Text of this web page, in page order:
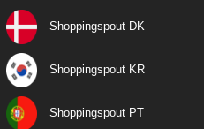
Shoppingspout DK
Shoppingspout KR
Shoppingspout PT